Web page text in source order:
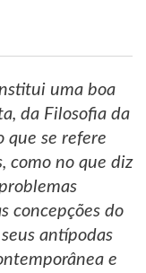
uma boa
da Filosofia da
que se refere
como no que diz
concepções do
antípodas
e